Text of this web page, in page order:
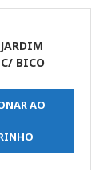
C/ BICO
AO